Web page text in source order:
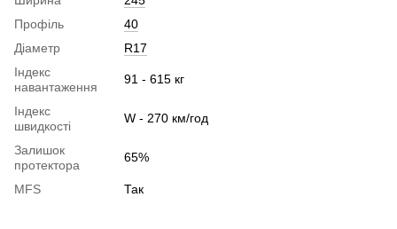
Профіль
40
Діаметр
R17
Індекс
навантаження
91 - 615 кг
Індекс
швидкості
W - 270 км/год
Залишок
протектора
65%
MFS Так